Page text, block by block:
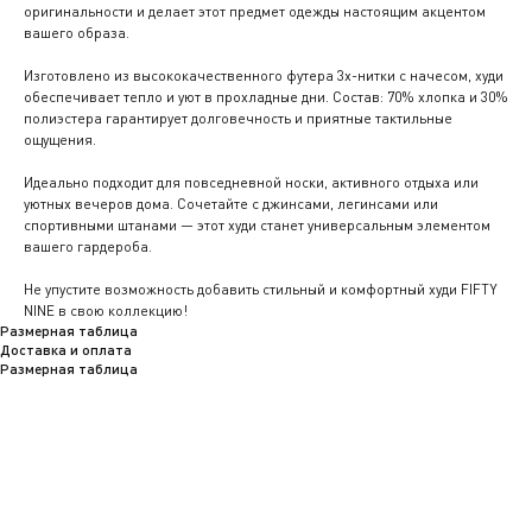
оригинальности и делает этот предмет одежды настоящим акцентом
вашего образа.
Изготовлено из высококачественного футера 3х-нитки с начесом, худи
обеспечивает тепло и уют в прохладные дни. Состав: 70% хлопка и 30%
полиэстера гарантирует долговечность и приятные тактильные
ощущения.
Идеально подходит для повседневной носки, активного отдыха или
уютных вечеров дома. Сочетайте с джинсами, легинсами или
спортивными штанами — этот худи станет универсальным элементом
вашего гардероба.
Не упустите возможность добавить стильный и комфортный худи FIFTY
NINE в свою коллекцию!
Размерная таблица
Доставка и оплата
Размерная таблица